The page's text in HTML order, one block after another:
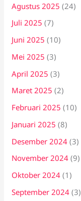
Agustus 2025 (24)
Juli 2025 (7)
Juni 2025 (10)
Mei 2025 (3)
April 2025 (3)
Maret 2025 (2)
Februari 2025 (10)
Januari 2025 (8)
Desember 2024 (3)
November 2024 (9)
Oktober 2024 (1)
September 2024 (3)